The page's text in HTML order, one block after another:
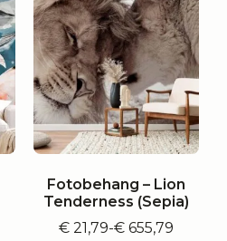
Fotobehang – Lion
Tenderness (Sepia)
€21,79-€655,79
Prijsklasse: